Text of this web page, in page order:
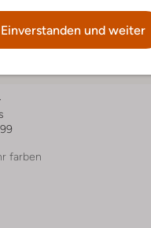
Einverstanden und weiter
farben